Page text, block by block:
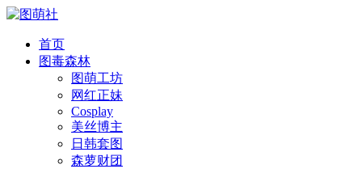
首页
图毒森林
图萌工坊
网红正妹
Cosplay
美丝博主
日韩套图
森萝财团